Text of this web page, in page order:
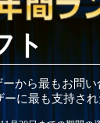
ト
から最もお問
ーに最も支持さ